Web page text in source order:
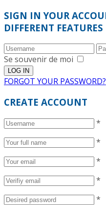
SIGN IN YOUR
DIFFERENT FEATURES
Se souvenir de moi
FORGOT YOUR PASSWORD?
CREATE ACCOUNT
*
*
*
*
*